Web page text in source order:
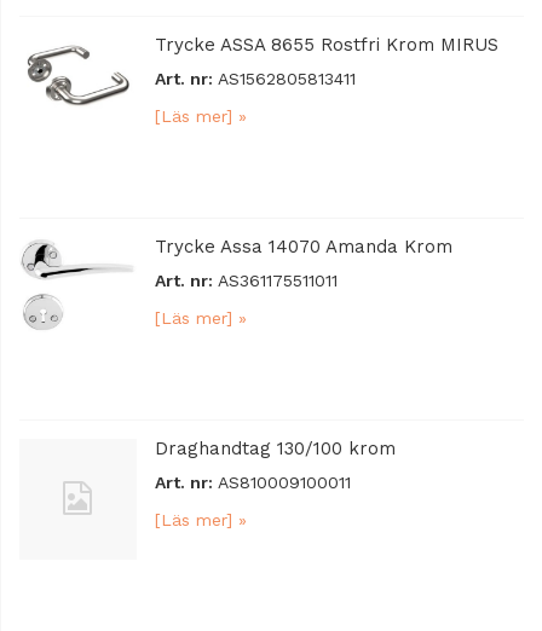
Trycke ASSA 8655 Rostfri Krom MIRUS
Art. nr: AS1562805813411
[Läs mer] »
Trycke Assa 14070 Amanda Krom
Art. nr: AS361175511011
[Läs mer] »
Draghandtag 130/100 krom
Art. nr: AS810009100011
[Läs mer] »